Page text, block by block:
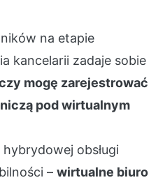
na etapie
kancelarii zadaje sobie
mogę zarejestrować
pod wirtualnym
obsługi
– wirtualne biuro